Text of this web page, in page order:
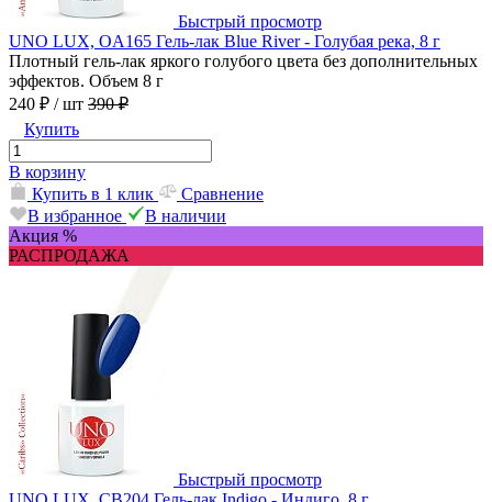
Быстрый просмотр
UNO LUX, OA165 Гель-лак Blue River - Голубая река, 8 г
Плотный гель-лак яркого голубого цвета без дополнительных
эффектов. Объем 8 г
240 ₽ / шт 390 ₽
Купить
В корзину
Купить в 1 клик
Сравнение
В избранное
В наличии
Акция %
РАСПРОДАЖА
Быстрый просмотр